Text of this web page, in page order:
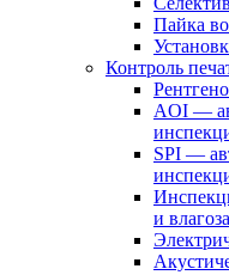
Пайка
Контроль
AOI —
SPI —
и